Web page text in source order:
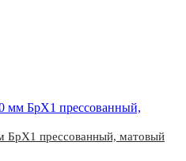
БрХ1 прессованный, матовый